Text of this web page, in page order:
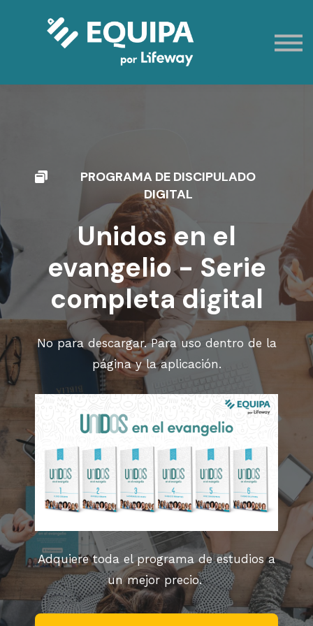
Eventos
Contacto
PROGRAMA DE DISCIPULADO
DIGITAL
Unidos en el
evangelio - Serie
completa digital
No para descargar. Para uso dentro de la
página y la aplicación.
Adquiere toda el programa de estudios a
un mejor precio.